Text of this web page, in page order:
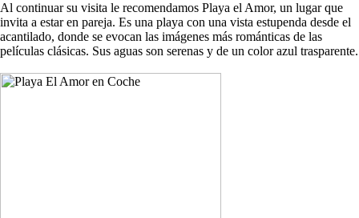
Al continuar su visita le recomendamos Playa el Amor, un lugar que
invita a estar en pareja. Es una playa con una vista estupenda desde el
acantilado, donde se evocan las imágenes más románticas de las
películas clásicas. Sus aguas son serenas y de un color azul trasparente.